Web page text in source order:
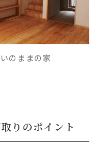
のままの家
りのポイント